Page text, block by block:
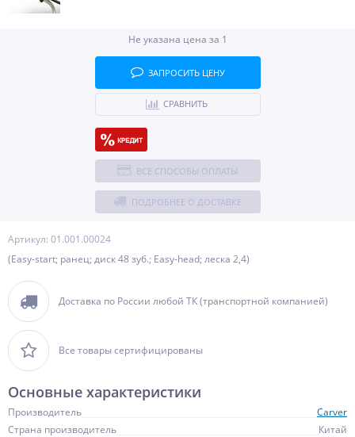
Артикул: 01.001.00024
(Easy-start; ранец; диск 48 зуб.; Easy-head; леска 2,4)
Доставка по России любой ТК (транспортной компанией)
Все товары сертифицированы
Не указана цена за 1
ЗАПРОСИТЬ ЦЕНУ
СРАВНИТЬ
ВСЕ СПОСОБЫ ОПЛАТЫ
ПОДРОБНЕЕ О ДОСТАВКЕ
Основные характеристики
Производитель
Carver
Страна производитель
Китай